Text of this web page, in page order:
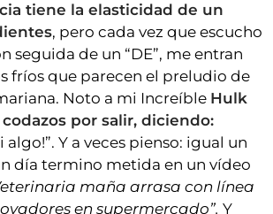
tiene la elasticidad de un
, pero cada vez que escucho
seguida de un “DE”, me entran
fríos que parecen el preludio de
Noto a mi Increíble Hulk
por salir, diciendo:
algo!”. Y a veces pienso: igual un
día termino metida en un vídeo
maña arrasa con línea
en supermercado”. Y